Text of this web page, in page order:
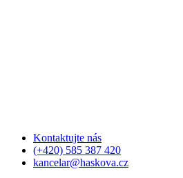
Kontaktujte nás
(+420) 585 387 420
kancelar@haskova.cz